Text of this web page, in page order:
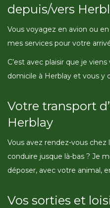
depuis/vers
Vous voyagez en avion ou
mes services pour votre
C’est avec plaisir que je
domicile à Herblay et vous y
Votre transport
Herblay
Vous avez rendez-vous
conduire jusque là-bas ? Je
déposer, avec votre animal,
Vos sorties et